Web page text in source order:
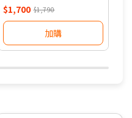
$1,700 $1,790
加購